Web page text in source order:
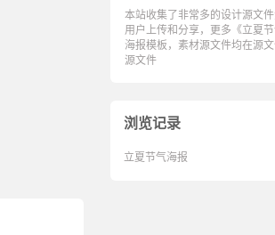
本站收集了非常多的设计源文
用户上传和分享，更多《立夏
海报模板，素材源文件均在源
源文件
浏览记录
立夏节气海报